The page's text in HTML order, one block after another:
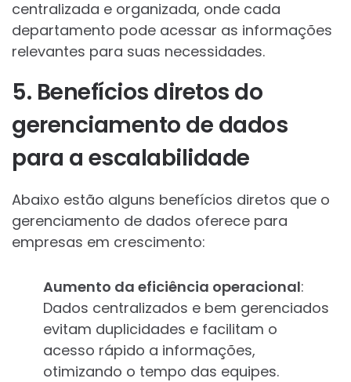
centralizada e organizada, onde cada
departamento pode acessar as informações
relevantes para suas necessidades.
5. Benefícios diretos do
gerenciamento de dados
para a escalabilidade
Abaixo estão alguns benefícios diretos que o
gerenciamento de dados oferece para
empresas em crescimento:
Aumento da eficiência operacional:
Dados centralizados e bem gerenciados
evitam duplicidades e facilitam o
acesso rápido a informações,
otimizando o tempo das equipes.